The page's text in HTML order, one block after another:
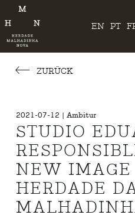
EN PT
ZURÜCK
2021-07-12 | Ambitur
STUDIO
NEW IMAGE
HERDADE